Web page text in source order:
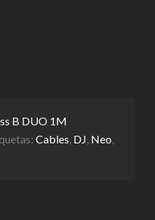
B DUO 1M
Cables, DJ, Neo,